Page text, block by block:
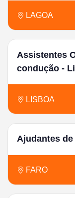
LAGOA
Assistentes
condução -
LISBOA
Ajudantes de
FARO